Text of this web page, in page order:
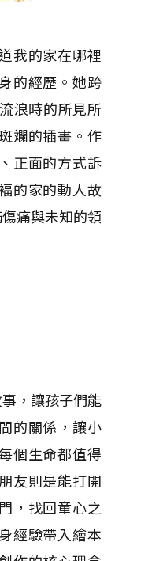
我的家在哪裡
的經歷。她跨
浪時的所見所
斕的插畫。作
正面的方式訴
的家的動人故
痛與未知的領
，讓孩子們能
的關係，讓小
個生命都值得
友則是能打開
，找回童心之
經驗帶入繪本